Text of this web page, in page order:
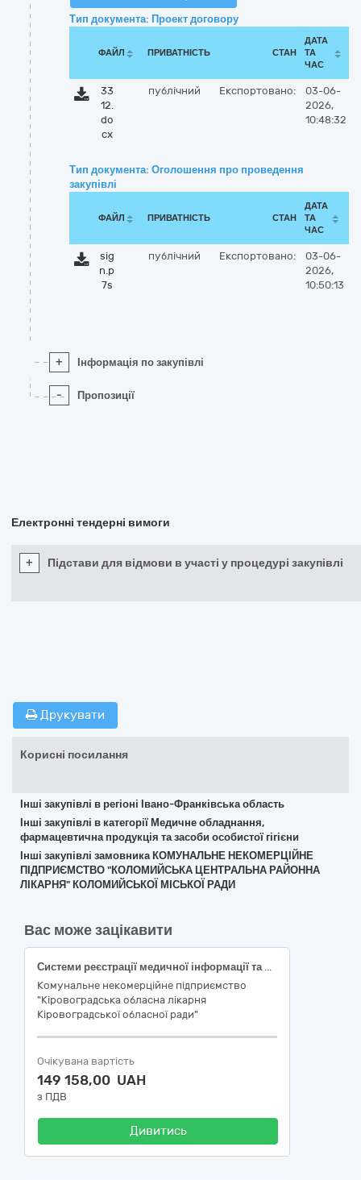
Тип документа: Проект договору
ФАЙЛ ПРИВАТНІСТЬ СТАН
ДАТА
ТА
ЧАС
33
12.
do
cx
публічний Експортовано:
03-06-
2026,
10:48:32
Тип документа: Оголошення про проведення
закупівлі
ФАЙЛ ПРИВАТНІСТЬ СТАН
ДАТА
ТА
ЧАС
sig
n.p
7s
публічний Експортовано:
03-06-
2026,
10:50:13
+ Інформація по закупівлі
- Пропозиції
Електронні тендерні вимоги
+ Підстави для відмови в участі у процедурі закупівлі
Друкувати
Корисні посилання
Інші закупівлі в регіоні Івано-Франківська область
Інші закупівлі в категорії Медичне обладнання,
фармацевтична продукція та засоби особистої гігієни
Інші закупівлі замовника КОМУНАЛЬНЕ НЕКОМЕРЦІЙНЕ
ПІДПРИЄМСТВО "КОЛОМИЙСЬКА ЦЕНТРАЛЬНА РАЙОННА
ЛІКАРНЯ" КОЛОМИЙСЬКОЇ МІСЬКОЇ РАДИ
Вас може зацікавити
Системи реєстрації медичної інформації та дослідне обладнання (Тести)
Комунальне некомерційне підприємство
"Кіровоградська обласна лікарня
Кіровоградської обласної ради"
Очікувана вартість
149 158,00 UAH
з ПДВ
Дивитись